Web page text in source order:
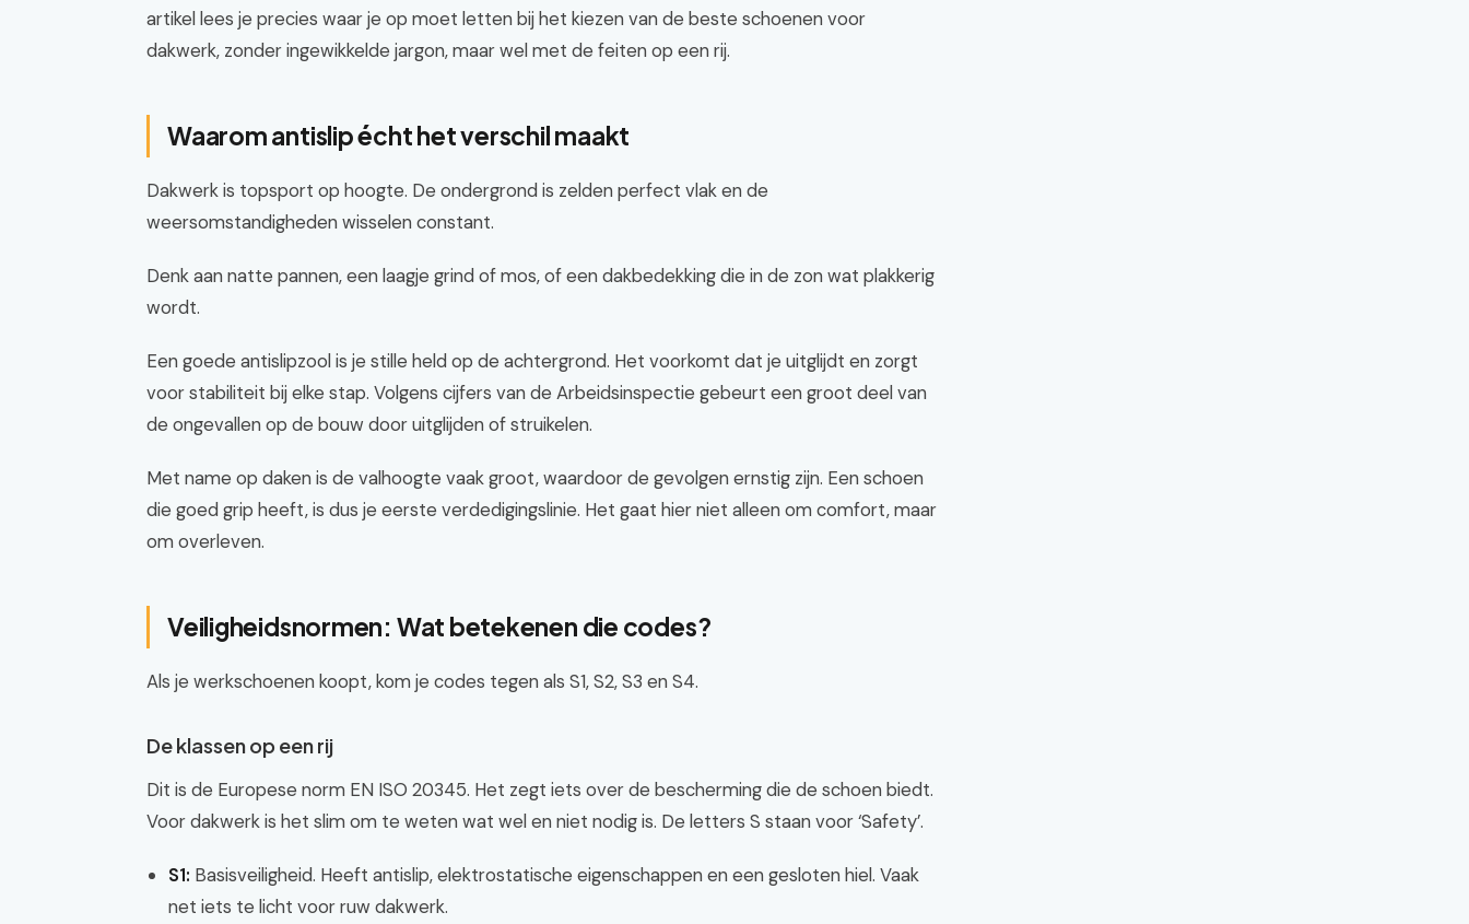
artikel lees je precies waar je op moet letten bij het kiezen van de beste schoenen voor
dakwerk, zonder ingewikkelde jargon, maar wel met de feiten op een rij.
Waarom antislip écht het verschil maakt
Dakwerk is topsport op hoogte. De ondergrond is zelden perfect vlak en de
weersomstandigheden wisselen constant.
Denk aan natte pannen, een laagje grind of mos, of een dakbedekking die in de zon wat plakkerig
wordt.
Een goede antislipzool is je stille held op de achtergrond. Het voorkomt dat je uitglijdt en zorgt
voor stabiliteit bij elke stap. Volgens cijfers van de Arbeidsinspectie gebeurt een groot deel van
de ongevallen op de bouw door uitglijden of struikelen.
Met name op daken is de valhoogte vaak groot, waardoor de gevolgen ernstig zijn. Een schoen
die goed grip heeft, is dus je eerste verdedigingslinie. Het gaat hier niet alleen om comfort, maar
om overleven.
Veiligheidsnormen: Wat betekenen die codes?
Als je werkschoenen koopt, kom je codes tegen als S1, S2, S3 en S4.
De klassen op een rij
Dit is de Europese norm EN ISO 20345. Het zegt iets over de bescherming die de schoen biedt.
Voor dakwerk is het slim om te weten wat wel en niet nodig is. De letters S staan voor ‘Safety’.
S1: Basisveiligheid. Heeft antislip, elektrostatische eigenschappen en een gesloten hiel. Vaak
net iets te licht voor ruw dakwerk.